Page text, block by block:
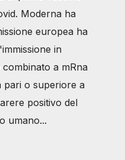
Moderna ha
europea ha
in
a mRna
pari o superiore a
positivo del
umano...